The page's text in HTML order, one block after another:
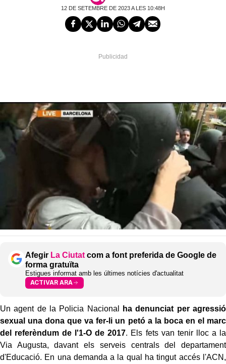
12 DE SETEMBRE DE 2023 A LES 10:48H
Afegir La Ciutat com a font preferida de Google de
forma gratuïta
Estigues informat amb les últimes notícies d'actualitat
ACTIVAR ARA
Un agent de la Policia Nacional
ha denunciat per agressió
sexual una dona que va fer-li un petó a la boca en el marc
del referèndum de l'1-O de 2017. Els fets van tenir lloc a la
Via Augusta, davant els serveis centrals del departament
d'Educació. En una demanda a la qual ha tingut accés l'ACN,